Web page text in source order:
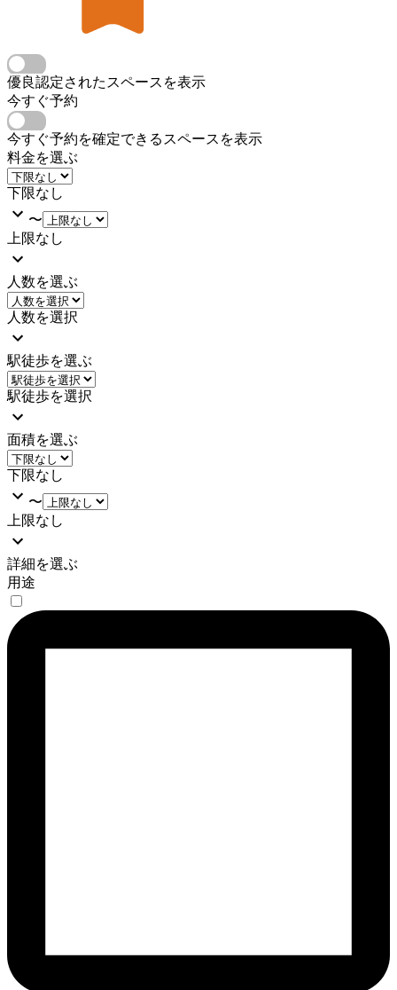
優良認定されたスペースを表示
今すぐ予約
今すぐ予約を確定できるスペースを表示
料金を選ぶ
下限なし
〜
上限なし
人数を選ぶ
人数を選択
駅徒歩を選ぶ
駅徒歩を選択
面積を選ぶ
下限なし
〜
上限なし
詳細を選ぶ
用途